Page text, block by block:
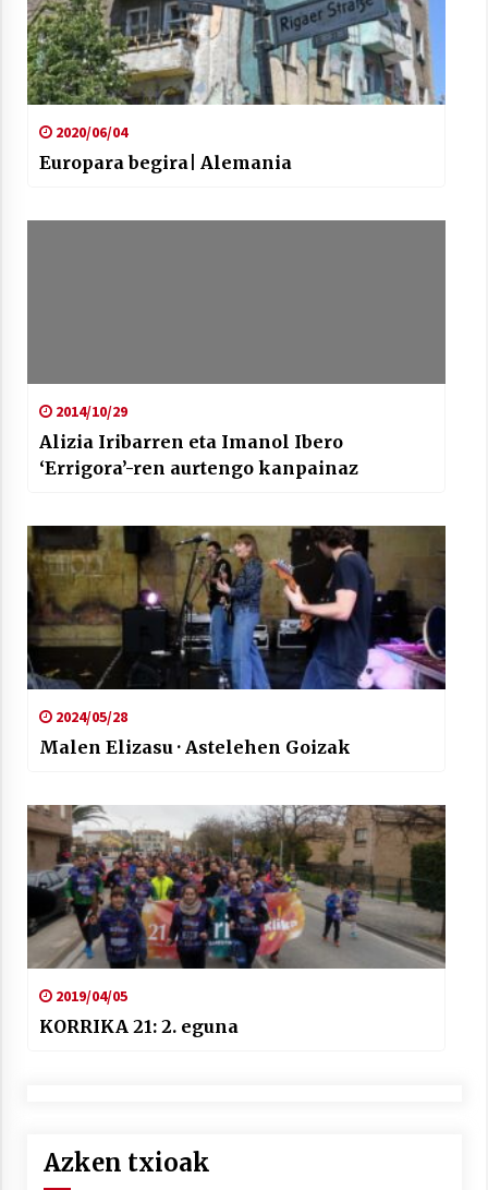
2020/06/04
Europara begira| Alemania
2014/10/29
Alizia Iribarren eta Imanol Ibero
‘Errigora’-ren aurtengo kanpainaz
2024/05/28
Malen Elizasu · Astelehen Goizak
2019/04/05
KORRIKA 21: 2. eguna
Azken txioak